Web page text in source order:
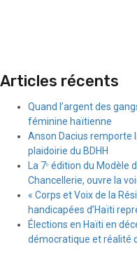
Articles récents
Quand l’argent des
féminine haïtienne
Anson Dacius remporte
plaidoirie du BDHH
La 7ᵉ édition du Modèle
Chancellerie, ouvre la
« Corps et Voix de la
handicapées d’Haïti
Élections en Haïti en
démocratique et réalité